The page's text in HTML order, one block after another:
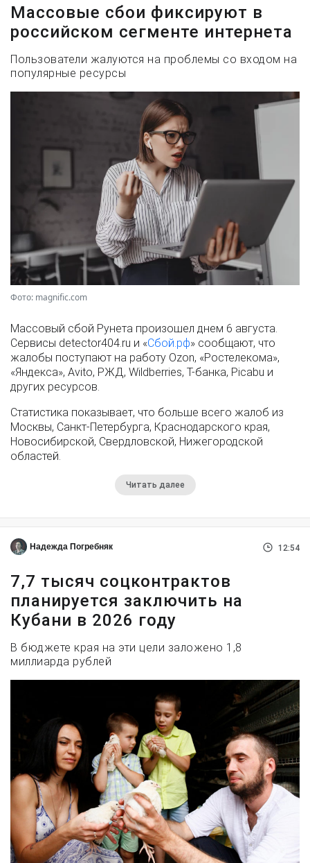
Массовые сбои фиксируют в
российском сегменте интернета
Пользователи жалуются на проблемы со входом на
популярные ресурсы
Фото: magnific.com
Массовый сбой Рунета произошел днем 6 августа.
Сервисы detector404.ru и «Сбой.рф» сообщают, что
жалобы поступают на работу Ozon, «Ростелекома»,
«Яндекса», Avito, РЖД, Wildberries, Т-банка, Picabu и
других ресурсов.
Статистика показывает, что больше всего жалоб из
Москвы, Санкт-Петербурга, Краснодарского края,
Новосибирской, Свердловской, Нижегородской
областей.
Читать далее
Надежда Погребняк 12:54
7,7 тысяч соцконтрактов
планируется заключить на
Кубани в 2026 году
В бюджете края на эти цели заложено 1,8
миллиарда рублей